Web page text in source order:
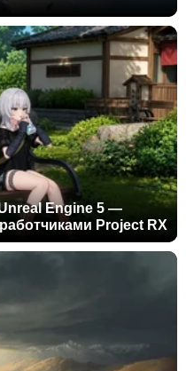
Engine 5 —
Project RX